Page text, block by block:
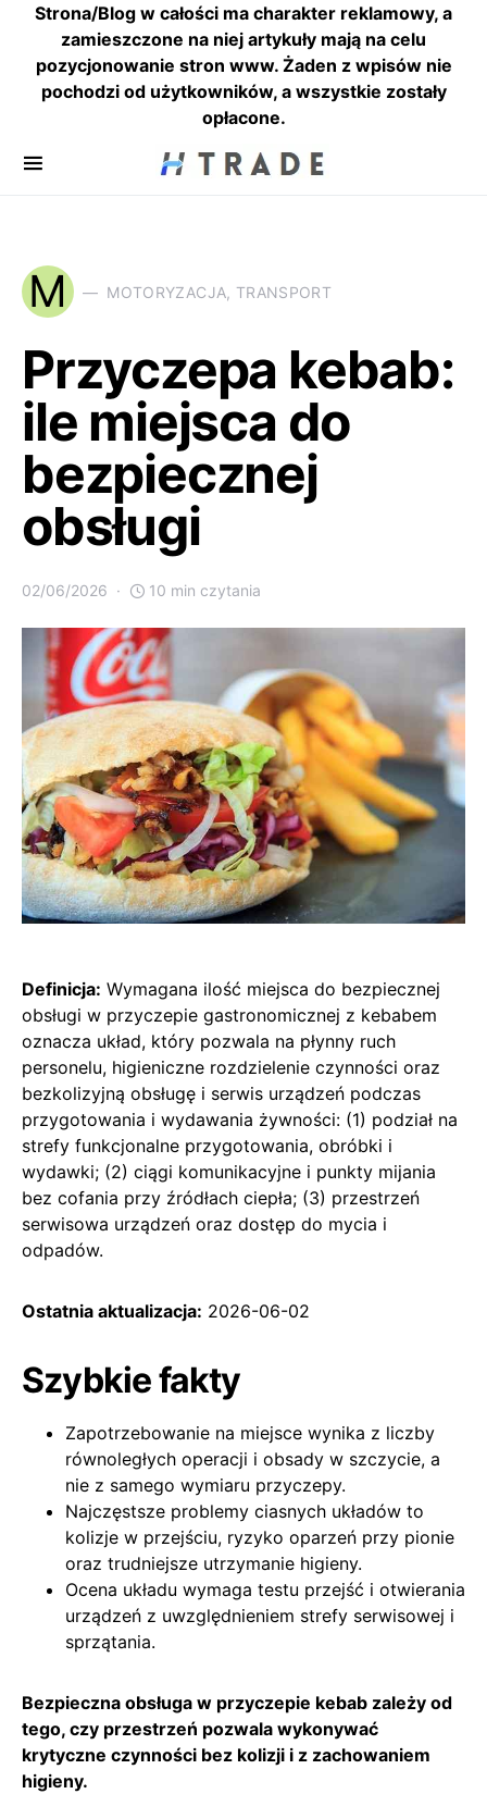
Strona/Blog w całości ma charakter reklamowy, a
zamieszczone na niej artykuły mają na celu
pozycjonowanie stron www. Żaden z wpisów nie
pochodzi od użytkowników, a wszystkie zostały
opłacone.
M MOTORYZACJA, TRANSPORT
Przyczepa kebab:
ile miejsca do
bezpiecznej
obsługi
02/06/2026 10 min czytania
Definicja: Wymagana ilość miejsca do bezpiecznej
obsługi w przyczepie gastronomicznej z kebabem
oznacza układ, który pozwala na płynny ruch
personelu, higieniczne rozdzielenie czynności oraz
bezkolizyjną obsługę i serwis urządzeń podczas
przygotowania i wydawania żywności: (1) podział na
strefy funkcjonalne przygotowania, obróbki i
wydawki; (2) ciągi komunikacyjne i punkty mijania
bez cofania przy źródłach ciepła; (3) przestrzeń
serwisowa urządzeń oraz dostęp do mycia i
odpadów.
Ostatnia aktualizacja: 2026-06-02
Szybkie fakty
Zapotrzebowanie na miejsce wynika z liczby
równoległych operacji i obsady w szczycie, a
nie z samego wymiaru przyczepy.
Najczęstsze problemy ciasnych układów to
kolizje w przejściu, ryzyko oparzeń przy pionie
oraz trudniejsze utrzymanie higieny.
Ocena układu wymaga testu przejść i otwierania
urządzeń z uwzględnieniem strefy serwisowej i
sprzątania.
Bezpieczna obsługa w przyczepie kebab zależy od
tego, czy przestrzeń pozwala wykonywać
krytyczne czynności bez kolizji i z zachowaniem
higieny.